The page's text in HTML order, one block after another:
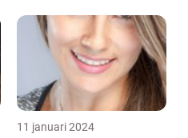
11 januari 2024